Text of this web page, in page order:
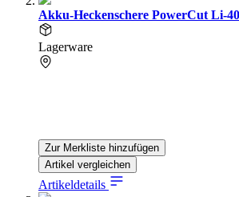
Akku-Heckenschere PowerCut Li-
Lagerware
Zur Merkliste hinzufügen
Artikel vergleichen
Artikeldetails